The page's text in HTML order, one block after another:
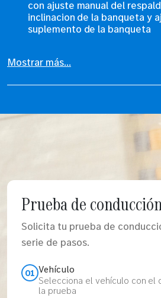
con ajuste manual del
inclinacion de la banqueta y
suplemento de la banqueta
Mostrar más...
Prueba de
Solicita tu prueba de
serie de pasos.
01 Vehículo
Selecciona el vehículo con el
la prueba